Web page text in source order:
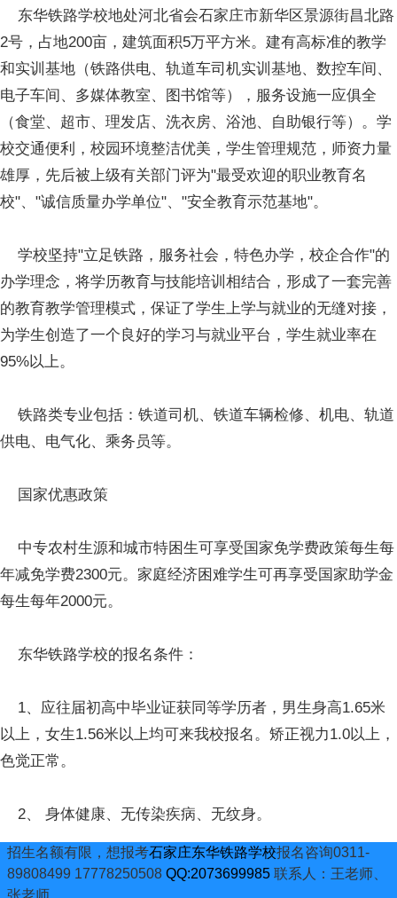
东华铁路学校地处河北省会石家庄市新华区景源街昌北路
2号，占地200亩，建筑面积5万平方米。建有高标准的教学
和实训基地（铁路供电、轨道车司机实训基地、数控车间、
电子车间、多媒体教室、图书馆等），服务设施一应俱全
（食堂、超市、理发店、洗衣房、浴池、自助银行等）。学
校交通便利，校园环境整洁优美，学生管理规范，师资力量
雄厚，先后被上级有关部门评为"最受欢迎的职业教育名
校"、"诚信质量办学单位"、"安全教育示范基地"。
学校坚持"立足铁路，服务社会，特色办学，校企合作"的
办学理念，将学历教育与技能培训相结合，形成了一套完善
的教育教学管理模式，保证了学生上学与就业的无缝对接，
为学生创造了一个良好的学习与就业平台，学生就业率在
95%以上。
铁路类专业包括：铁道司机、铁道车辆检修、机电、轨道
供电、电气化、乘务员等。
国家优惠政策
中专农村生源和城市特困生可享受国家免学费政策每生每
年减免学费2300元。家庭经济困难学生可再享受国家助学金
每生每年2000元。
东华铁路学校的报名条件：
1、应往届初高中毕业证获同等学历者，男生身高1.65米
以上，女生1.56米以上均可来我校报名。矫正视力1.0以上，
色觉正常。
2、 身体健康、无传染疾病、无纹身。
招生名额有限，想报考石家庄东华铁路学校报名咨询0311-
89808499 17778250508 QQ:2073699985 联系人：王老师、